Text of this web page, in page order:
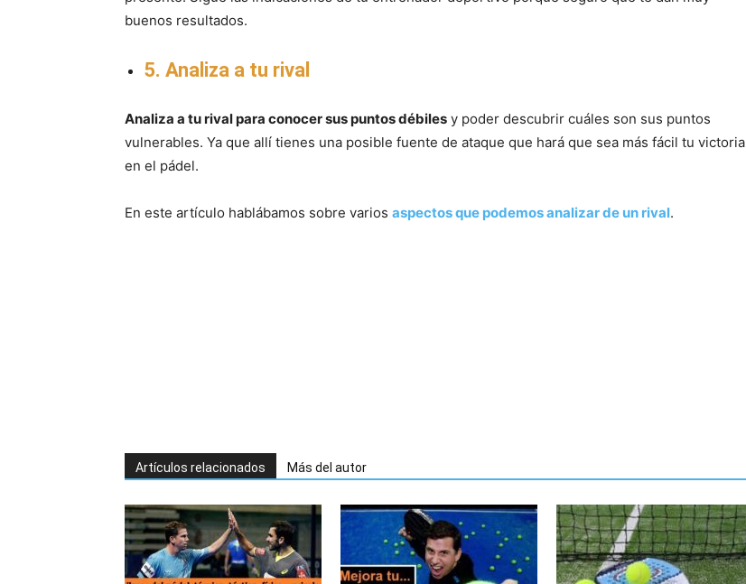
buenos resultados.
5. Analiza a tu rival
Analiza a tu rival para conocer sus puntos débiles y poder descubrir cuáles son sus puntos
vulnerables. Ya que allí tienes una posible fuente de ataque que hará que sea más fácil tu victoria
en el pádel.
En este artículo hablábamos sobre varios aspectos que podemos analizar de un rival.
Artículos relacionados Más del autor